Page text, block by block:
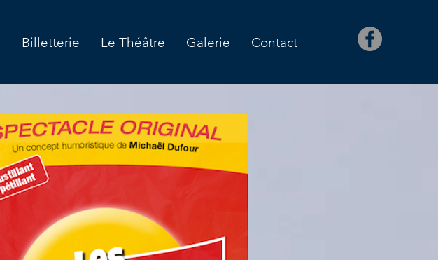
Billetterie Le Théâtre Galerie Contact